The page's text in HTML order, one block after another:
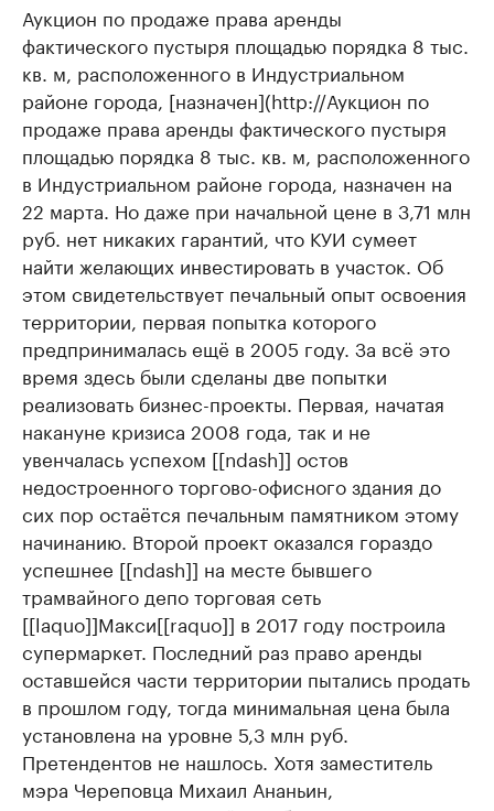
Аукцион по продаже права аренды
фактического пустыря площадью порядка 8 тыс.
кв. м, расположенного в Индустриальном
районе города, [назначен](http://Аукцион по
продаже права аренды фактического пустыря
площадью порядка 8 тыс. кв. м, расположенного
в Индустриальном районе города, назначен на
22 марта. Но даже при начальной цене в 3,71 млн
руб. нет никаких гарантий, что КУИ сумеет
найти желающих инвестировать в участок. Об
этом свидетельствует печальный опыт освоения
территории, первая попытка которого
предпринималась ещё в 2005 году. За всё это
время здесь были сделаны две попытки
реализовать бизнес-проекты. Первая, начатая
накануне кризиса 2008 года, так и не
увенчалась успехом [[ndash]] остов
недостроенного торгово-офисного здания до
сих пор остаётся печальным памятником этому
начинанию. Второй проект оказался гораздо
успешнее [[ndash]] на месте бывшего
трамвайного депо торговая сеть
[[laquo]]Макси[[raquo]] в 2017 году построила
супермаркет. Последний раз право аренды
оставшейся части территории пытались продать
в прошлом году, тогда минимальная цена была
установлена на уровне 5,3 млн руб.
Претендентов не нашлось. Хотя заместитель
мэра Череповца Михаил Ананьин,